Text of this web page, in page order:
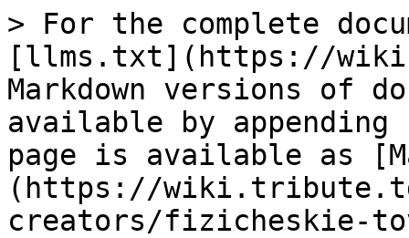
> For the complete
[llms.txt](https://
Markdown versions of
available by
page is available as
(https://
creators/fizicheskie-